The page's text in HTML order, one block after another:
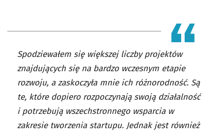
Spodziewałem się większej liczby projektów
znajdujących się na bardzo wczesnym etapie
rozwoju, a zaskoczyła mnie ich różnorodność. Są
te, które dopiero rozpoczynają swoją działalność
i potrzebują wszechstronnego wsparcia w
zakresie tworzenia startupu. Jednak jest również